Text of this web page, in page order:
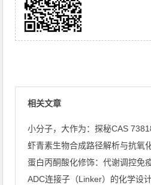
相关文章
小分子，大作为：探秘CAS
虾青素生物合成路径解析与抗氧
ADC连接子（Linker）的化学设